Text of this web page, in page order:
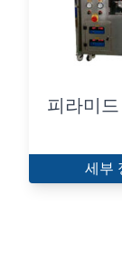
피라미
세부